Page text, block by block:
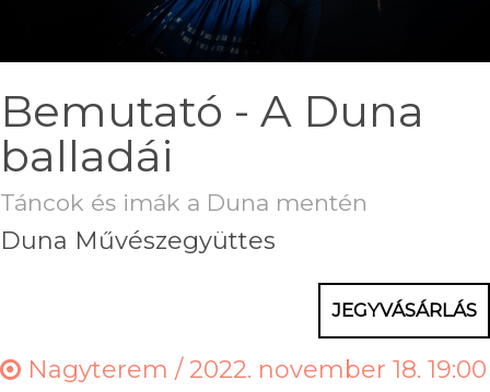
Bemutató - A Duna
balladái
Táncok és imák a Duna mentén
Duna Művészegyüttes
JEGYVÁSÁRLÁS
Nagyterem /2022. november 18. 19:00